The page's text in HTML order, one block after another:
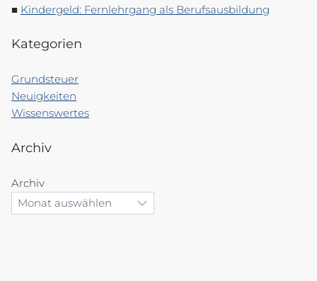
Kindergeld: Fernlehrgang als Berufsausbildung
Kategorien
Grundsteuer
Neuigkeiten
Wissenswertes
Archiv
Archiv